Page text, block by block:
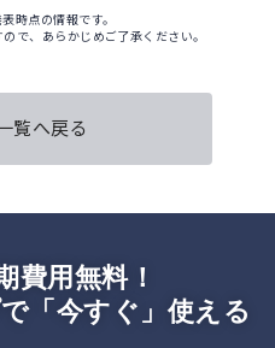
時点の情報です。
で、あらかじめご了承ください。
覧へ戻る
費用無料！
「今すぐ」使える